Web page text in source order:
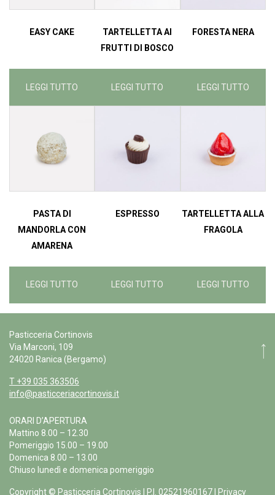
EASY CAKE
LEGGI TUTTO
TARTELLETTA AI
FRUTTI DI BOSCO
LEGGI TUTTO
FORESTA NERA
LEGGI TUTTO
PASTA DI
MANDORLA CON
AMARENA
LEGGI TUTTO
ESPRESSO
LEGGI TUTTO
TARTELLETTA ALLA
FRAGOLA
LEGGI TUTTO
Pasticceria Cortinovis
Via Marconi, 109
24020 Ranica (Bergamo)
T +39 035 363506
info@pasticceriacortinovis.it
ORARI D’APERTURA
Mattino 8.00 – 12.30
Pomeriggio 15.00 – 19.00
Domenica 8.00 – 13.00
Chiuso lunedì e domenica pomeriggio
Copyright © Pasticceria Cortinovis | P.I. 02521960167 | Privacy